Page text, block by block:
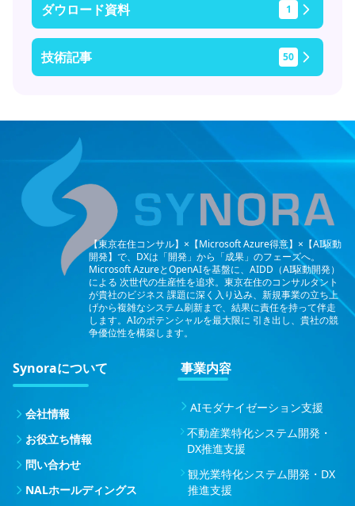
ダウロード資料 1
技術記事 50
【東京在住コンサル】×【Microsoft Azure得意】×【AI駆動
開発】で、DXは「開発」から「成果」のフェーズへ。
Microsoft AzureとOpenAIを基盤に、AIDD（AI駆動開発）
による 次世代の生産性を追求。東京在住のコンサルタント
が貴社のビジネス 課題に深く入り込み、新規事業の立ち上
げから複雑なシステム刷新まで、結果に責任を持って伴走
します。AIのポテンシャルを最大限に 引き出し、貴社の競
争優位性を構築します。
Synoraについて
会社情報
お役立ち情報
問い合わせ
NALホールディングス
事業内容
AIモダナイゼーション支援
不動産業特化システム開発・
DX推進支援
観光業特化システム開発・DX
推進支援